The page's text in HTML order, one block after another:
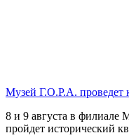
Музей Г.О.Р.А. проведет
8 и 9 августа в
пройдет исторический